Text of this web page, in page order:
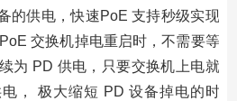
的供电，快速PoE 支持秒级实现
交换机掉电重启时，不需要等
为 PD 供电，只要交换机上电就
， 极大缩短 PD 设备掉电的时